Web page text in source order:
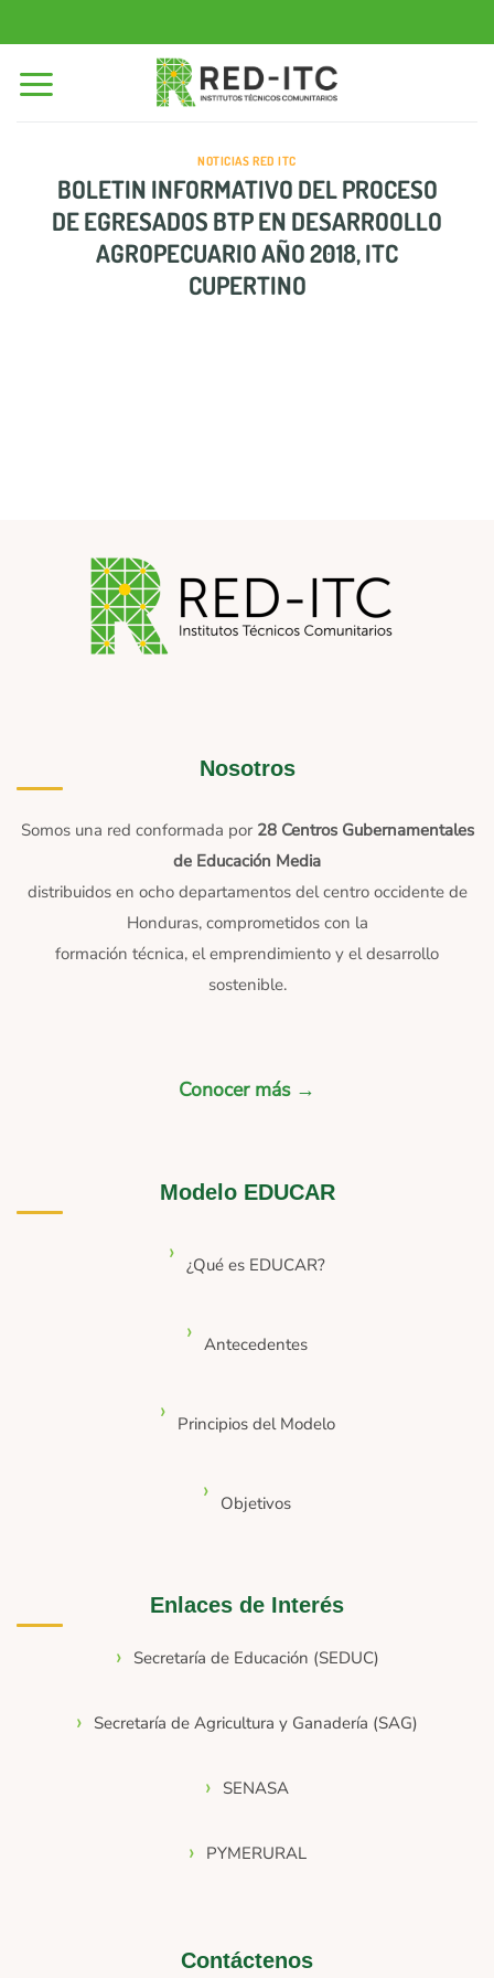
al
contenido
NOTICIAS RED ITC
BOLETIN INFORMATIVO DEL PROCESO
DE EGRESADOS BTP EN DESARROOLLO
AGROPECUARIO AÑO 2018, ITC
CUPERTINO
Nosotros
Somos una red conformada por 28 Centros Gubernamentales
de Educación Media
distribuidos en ocho departamentos del centro occidente de
Honduras, comprometidos con la
formación técnica, el emprendimiento y el desarrollo
sostenible.
Conocer más →
Modelo EDUCAR
¿Qué es EDUCAR?
Antecedentes
Principios del Modelo
Objetivos
Enlaces de Interés
Secretaría de Educación (SEDUC)
Secretaría de Agricultura y Ganadería (SAG)
SENASA
PYMERURAL
Contáctenos